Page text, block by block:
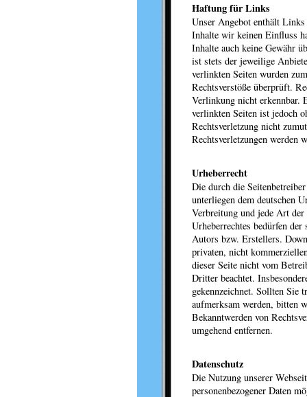
Haftung für Links
Unser Angebot enthält
Inhalte wir keinen Einfluss
Inhalte auch keine Gewähr
ist stets der jeweilige
verlinkten Seiten wurden
Rechtsverstöße überprüft.
Verlinkung nicht erkennbar.
verlinkten Seiten ist jedoch
Rechtsverletzung nicht
Rechtsverletzungen werden
Urheberrecht
Die durch die
unterliegen dem deutschen
Verbreitung und jede Art der
Urheberrechtes bedürfen
Autors bzw. Erstellers.
privaten, nicht
dieser Seite nicht vom
Dritter beachtet.
gekennzeichnet. Sollten Sie
aufmerksam werden, bitten
Bekanntwerden von
umgehend entfernen.
Datenschutz
Die Nutzung unserer
personenbezogener Daten